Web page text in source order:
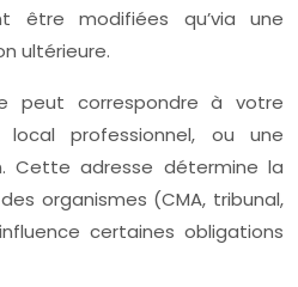
être modifiées qu’via une
ultérieure.
peut correspondre à votre
local professionnel, ou une
Cette adresse détermine la
organismes (CMA, tribunal,
certaines obligations